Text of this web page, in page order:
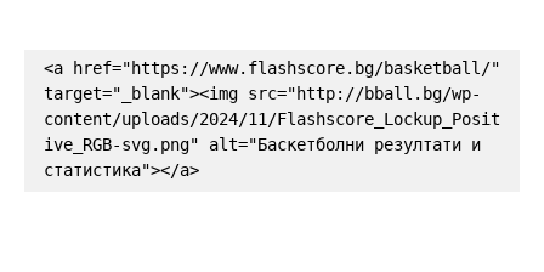
<a href="https://www.flashscore.bg/basketball/"
target="_blank"><img src="http://bball.bg/wp-
content/uploads/2024/11/Flashscore_Lockup_Posit
ive_RGB-svg.png" alt="Баскетболни резултати и
статистика"></a>